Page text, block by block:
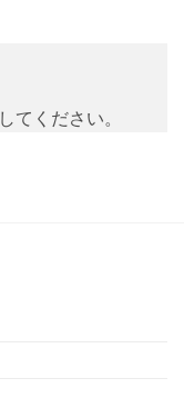
してください。